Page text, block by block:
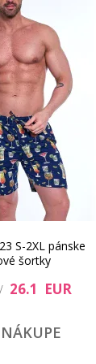
S-2XL pánske
šortky
26.1 EUR